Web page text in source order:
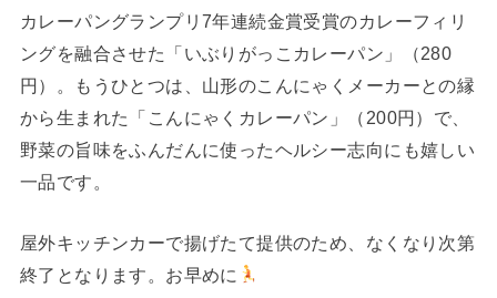
カレーパングランプリ7年連続金賞受賞のカレーフィリ
ングを融合させた「いぶりがっこカレーパン」（280
円）。もうひとつは、山形のこんにゃくメーカーとの縁
から生まれた「こんにゃくカレーパン」（200円）で、
野菜の旨味をふんだんに使ったヘルシー志向にも嬉しい
一品です。
屋外キッチンカーで揚げたて提供のため、なくなり次第
終了となります。お早めに